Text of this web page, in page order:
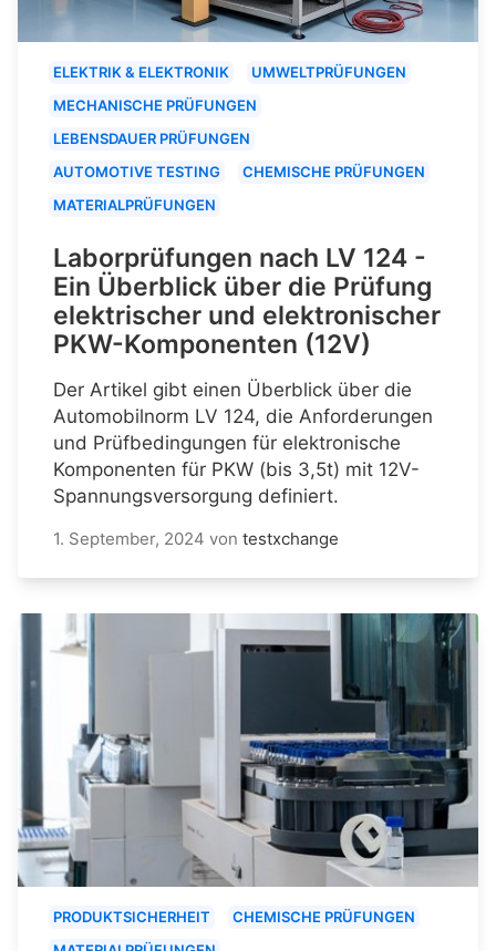
ELEKTRIK & ELEKTRONIK
UMWELTPRÜFUNGEN
MECHANISCHE PRÜFUNGEN
LEBENSDAUER PRÜFUNGEN
AUTOMOTIVE TESTING
CHEMISCHE PRÜFUNGEN
MATERIALPRÜFUNGEN
Laborprüfungen nach LV 124 -
Ein Überblick über die Prüfung
elektrischer und elektronischer
PKW-Komponenten (12V)
Der Artikel gibt einen Überblick über die
Automobilnorm LV 124, die Anforderungen
und Prüfbedingungen für elektronische
Komponenten für PKW (bis 3,5t) mit 12V-
Spannungsversorgung definiert.
1. September, 2024 von testxchange
PRODUKTSICHERHEIT
CHEMISCHE PRÜFUNGEN